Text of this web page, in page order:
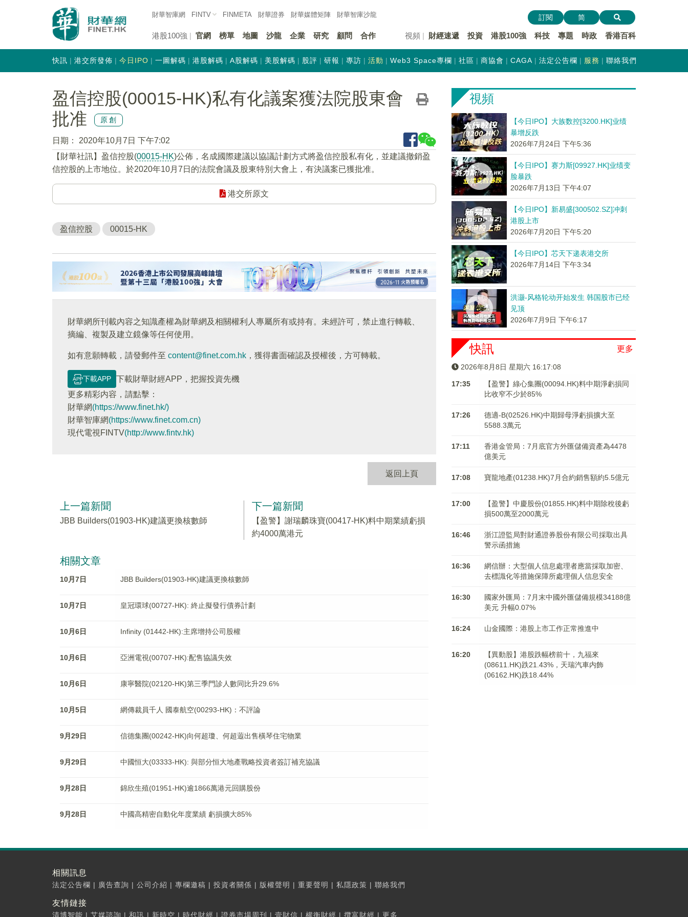
財華智庫網 FINTV FINMETA 財華證券 財華媒體矩陣 財華智庫沙龍
港股100強 官網 榜單 地圖 沙龍 企業 研究 顧問 合作 視頻 財經速遞 投資 港股100強 科技 專題 時政 香港百科
訂閱 简
快訊 港交所發佈 今日IPO 一圖解碼 港股解碼 A股解碼 美股解碼 股評 研報 專訪 活動 Web3 Space專欄 社區 商協會 CAGA 法定公告欄 服務 聯絡我們
盈信控股(00015-HK)私有化議案獲法院股東會
批准
原創
日期：
2020年10月7日 下午7:02
【財華社訊】盈信控股(00015-HK)公佈，名成國際建議以協議計劃方式將盈信控股私有化，並建議撤銷盈
信控股的上市地位。於2020年10月7日的法院會議及股東特別大會上，有決議案已獲批准。
港交所原文
盈信控股 00015-HK
財華網所刊載內容之知識產權為財華網及相關權利人專屬所有或持有。未經許可，禁止進行轉載、
摘編、複製及建立鏡像等任何使用。
如有意願轉載，請發郵件至 content@finet.com.hk ，獲得書面確認及授權後，方可轉載。
下載APP
下載財華財經APP，把握投資先機
更多精彩内容，請點擊：
財華網(https://www.finet.hk/)
財華智庫網(https://www.finet.com.cn)
現代電視FINTV(http://www.fintv.hk)
返回上頁
上一篇新聞
JBB Builders(01903-HK)建議更換核數師
下一篇新聞
【盈警】謝瑞麟珠寶(00417-HK)料中期業績虧損
約4000萬港元
相關文章
10月7日 JBB Builders(01903-HK)建議更換核數師
10月7日 皇冠環球(00727-HK): 終止擬發行債券計劃
10月6日 Infinity (01442-HK):主席增持公司股權
10月6日 亞洲電視(00707-HK):配售協議失效
10月6日 康寧醫院(02120-HK)第三季門診人數同比升29.6%
10月5日 網傳裁員千人 國泰航空(00293-HK)：不評論
9月29日 信德集團(00242-HK)向何超瓊、何超蕸出售橫琴住宅物業
9月29日 中國恒大(03333-HK): 與部分恒大地產戰略投資者簽訂補充協議
9月28日 錦欣生殖(01951-HK)逾1866萬港元回購股份
9月28日 中國高精密自動化年度業績 虧損擴大85%
視頻
【今日IPO】大族数控[3200.HK]业绩
暴增反跌
2026年7月24日 下午5:36
【今日IPO】赛力斯[09927.HK]业绩变
脸暴跌
2026年7月13日 下午4:07
【今日IPO】新易盛[300502.SZ]冲刺
港股上市
2026年7月20日 下午5:20
【今日IPO】芯天下递表港交所
2026年7月14日 下午3:34
洪灏-风格轮动开始发生 韩国股市已经
见顶
2026年7月9日 下午6:17
更多
快訊
2026年8月8日 星期六 16:17:09
17:35
【盈警】綠心集團(00094.HK)料中期淨虧損同
比收窄不少於85%
17:26
德適-B(02526.HK)中期歸母淨虧損擴大至
5588.3萬元
17:11
香港金管局：7月底官方外匯儲備資產為4478
億美元
17:08 寶龍地產(01238.HK)7月合約銷售額約5.5億元
17:00
【盈警】中慶股份(01855.HK)料中期除稅後虧
損500萬至2000萬元
16:46
浙江證監局對財通證券股份有限公司採取出具
警示函措施
16:36
網信辦：大型個人信息處理者應當採取加密、
去標識化等措施保障所處理個人信息安全
16:30
國家外匯局：7月末中國外匯儲備規模34188億
美元 升幅0.07%
16:24 山金國際：港股上市工作正常推進中
16:20
【異動股】港股跌幅榜前十，九福來
(08611.HK)跌21.43%，天瑞汽車内飾
(06162.HK)跌18.44%
相關訊息
法定公告欄 | 廣告查詢 | 公司介紹 | 專欄邀稿 | 投資者關係 | 版權聲明 | 重要聲明 | 私隱政策 | 聯絡我們
友情鏈接
清博智能 | 艾媒諮詢 | 和訊 | 新時空 | 時代財經 | 證券市場周刊 | 壹財信 | 權衡財經 | 攬富財經 | 更多...